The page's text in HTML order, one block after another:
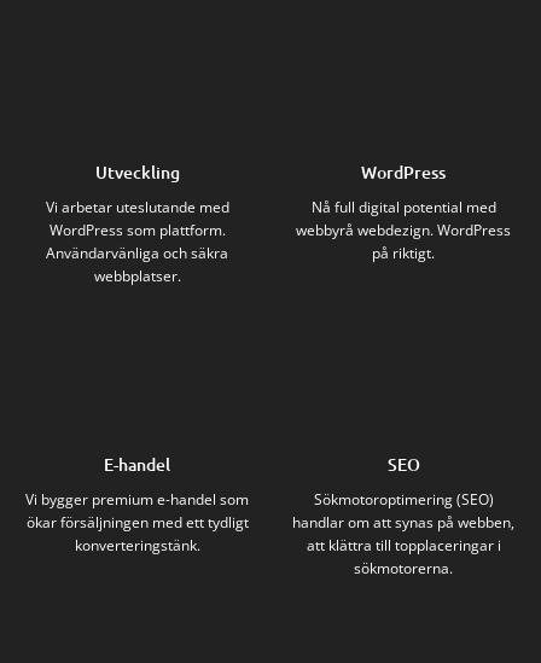
Utveckling
Vi arbetar uteslutande med
WordPress som plattform.
Användarvänliga och säkra
webbplatser.
WordPress
Nå full digital potential med
webbyrå webdezign. WordPress
på riktigt.
E-handel
Vi bygger premium e-handel som
ökar försäljningen med ett tydligt
konverteringstänk.
SEO
Sökmotoroptimering (SEO)
handlar om att synas på webben,
att klättra till topplaceringar i
sökmotorerna.